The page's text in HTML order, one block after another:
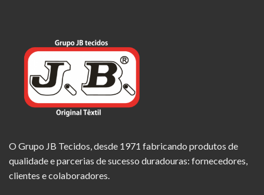
O Grupo JB Tecidos, desde 1971 fabricando produtos de
qualidade e parcerias de sucesso duradouras: fornecedores,
clientes e colaboradores.